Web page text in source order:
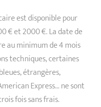
est disponible pour
€ et 2000 €. La date de
au minimum de 4 mois
techniques, certaines
étrangères,
Express… ne sont
fois sans frais.